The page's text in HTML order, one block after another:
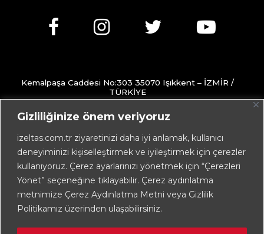
Gizliliğinize önem veriyoruz
izeltas.com.tr ziyaretinizi daha iyi anlamak, kullanıcı
deneyiminizi kişiselleştirmek ve iyileştirmek için çerezler
kullanıyoruz. Çerez ayarlarınızı yönetmek için “Çerezleri
Yönet” seçeneğine tıklayabilir. Çerez aydınlatma
metnimize Çerez Aydınlatma Metni veya Gizlilik
Politikamız üzerinden ulaşabilirsiniz.
Kemalpaşa Caddesi No:303 35070 Işıkkent – İZMİR /
TÜRKİYE
+90 232 472 13 75 (pbx)
+90 232 472 13 78
info@izeltas.com.tr